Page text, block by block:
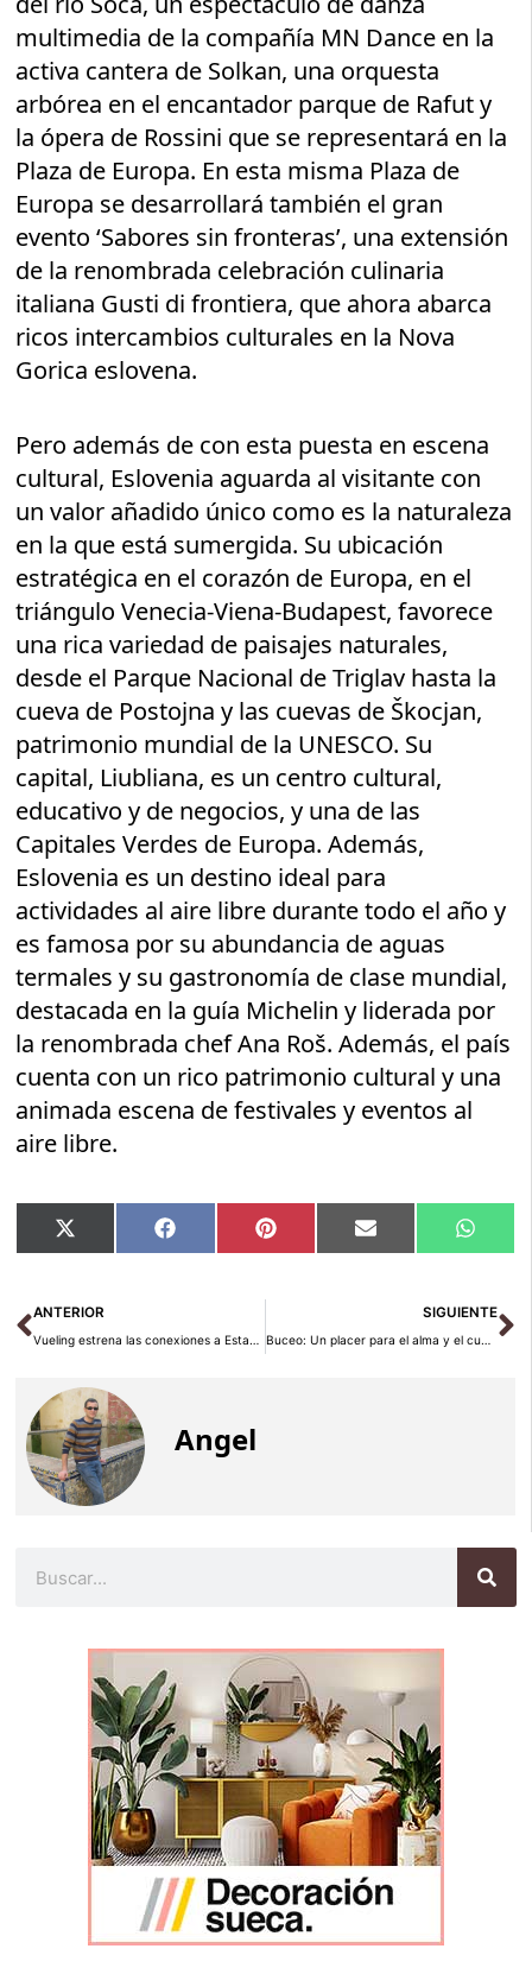
multimedia de la compañía MN Dance en la
activa cantera de Solkan, una orquesta
arbórea en el encantador parque de Rafut y
la ópera de Rossini que se representará en la
Plaza de Europa. En esta misma Plaza de
Europa se desarrollará también el gran
evento ‘Sabores sin fronteras’, una extensión
de la renombrada celebración culinaria
italiana Gusti di frontiera, que ahora abarca
ricos intercambios culturales en la Nova
Gorica eslovena.
Pero además de con esta puesta en escena
cultural, Eslovenia aguarda al visitante con
un valor añadido único como es la naturaleza
en la que está sumergida. Su ubicación
estratégica en el corazón de Europa, en el
triángulo Venecia-Viena-Budapest, favorece
una rica variedad de paisajes naturales,
desde el Parque Nacional de Triglav hasta la
cueva de Postojna y las cuevas de Škocjan,
patrimonio mundial de la UNESCO. Su
capital, Liubliana, es un centro cultural,
educativo y de negocios, y una de las
Capitales Verdes de Europa. Además,
Eslovenia es un destino ideal para
actividades al aire libre durante todo el año y
es famosa por su abundancia de aguas
termales y su gastronomía de clase mundial,
destacada en la guía Michelin y liderada por
la renombrada chef Ana Roš. Además, el país
cuenta con un rico patrimonio cultural y una
animada escena de festivales y eventos al
aire libre.
Compartir
en
X
(Twitter)
Compartir
en
Facebook Compartir
en
Pinterest Compartir
en
Email
en
Ant
ANTERIOR
Vueling estrena las conexiones a Estambul y Tromsø desde Barcelona este invierno
SIGUIENTE
Buceo: Un placer para el alma y el cuerpo
Angel